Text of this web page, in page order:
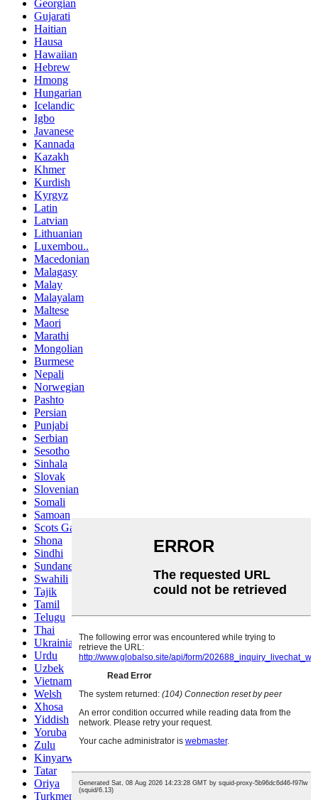
Georgian
Gujarati
Haitian
Hausa
Hawaiian
Hebrew
Hmong
Hungarian
Icelandic
Igbo
Javanese
Kannada
Kazakh
Khmer
Kurdish
Kyrgyz
Latin
Latvian
Lithuanian
Luxembou..
Macedonian
Malagasy
Malay
Malayalam
Maltese
Maori
Marathi
Mongolian
Burmese
Nepali
Norwegian
Pashto
Persian
Punjabi
Serbian
Sesotho
Sinhala
Slovak
Slovenian
Somali
Samoan
Scots Gaelic
Shona
Sindhi
Sundanese
Swahili
Tajik
Tamil
Telugu
Thai
Ukrainian
Urdu
Uzbek
Vietnamese
Welsh
Xhosa
Yiddish
Yoruba
Zulu
Kinyarwanda
Tatar
Oriya
Turkmen